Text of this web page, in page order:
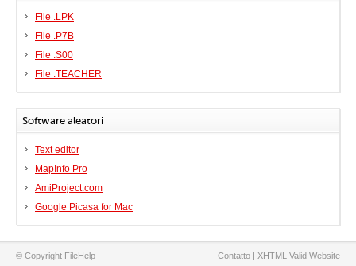
File .LPK
File .P7B
File .S00
File .TEACHER
Software aleatori
Text editor
MapInfo Pro
AmiProject.com
Google Picasa for Mac
© Copyright FileHelp Contatto | XHTML Valid Website